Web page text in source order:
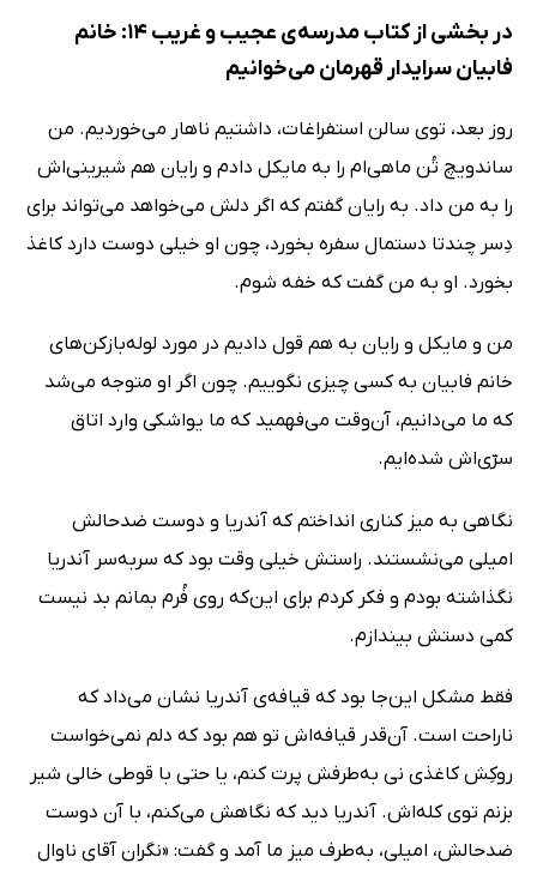
در بخشی از کتاب مدرسه‌ی عجیب و غریب 14: خانم
فابیان سرایدار قهرمان می‌خوانیم
روز بعد، توی سالن استفراغات، داشتیم ناهار می‌خوردیم. من
ساندویچ تُن ماهی‌ام را به مایکل دادم و رایان هم شیرینی‌اش
را به من داد. به رایان گفتم که اگر دلش می‌خواهد می‌تواند برای
دِسر چندتا دستمال سفره بخورد، چون او خیلی دوست دارد کاغذ
بخورد. او به من گفت که خفه شوم.
من و مایکل و رایان به هم قول دادیم در مورد لوله‌بازکن‌های
خانم فابیان به کسی چیزی نگوییم. چون اگر او متوجه می‌شد
که ما می‌دانیم، ‌آن‌وقت می‌فهمید که ما یواشکی وارد اتاق
سرّی‌اش شده‌ایم.
نگاهی به میز کناری‌ انداختم که آندریا و دوست ضدحالش
امیلی می‌نشستند. راستش خیلی وقت بود که سربه‌سر آندریا
نگذاشته بودم و فکر کردم برای این‌که روی فُرم بمانم بد نیست
کمی دستش بیندازم.
فقط مشکل این‌جا بود که قیافه‌ی آندریا نشان می‌داد که
ناراحت است. آن‌قدر قیافه‌اش تو هم بود که دلم نمی‌خواست
روکِش کاغذی نی به‌طرفش پرت کنم، یا حتی با قوطی خالی شیر
بزنم توی کله‌اش. آندریا دید که نگاهش می‌کنم، با آن دوست
ضدحالش، امیلی، به‌طرف میز ما آمد و گفت: «نگران آقای ناوال